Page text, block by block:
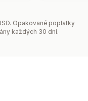
Opakované poplatky
každých 30 dní.